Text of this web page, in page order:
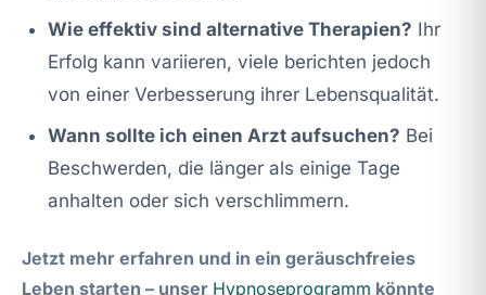
Wie effektiv sind alternative Therapien? Ihr
Erfolg kann variieren, viele berichten jedoch
von einer Verbesserung ihrer Lebensqualität.
Wann sollte ich einen Arzt aufsuchen? Bei
Beschwerden, die länger als einige Tage
anhalten oder sich verschlimmern.
Jetzt mehr erfahren und in ein geräuschfreies
Leben starten – unser Hypnoseprogramm könnte